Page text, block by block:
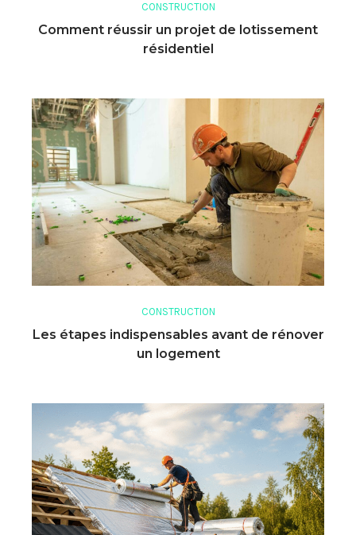
CONSTRUCTION
Comment réussir un projet de lotissement
résidentiel
CONSTRUCTION
Les étapes indispensables avant de rénover
un logement